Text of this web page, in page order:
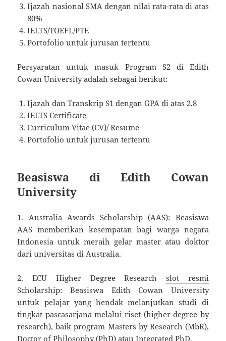
Ijazah nasional SMA dengan nilai rata-rata di atas
80%
IELTS/TOEFL/PTE
Portofolio untuk jurusan tertentu
Persyaratan untuk masuk Program S2 di Edith
Cowan University adalah sebagai berikut:
Ijazah dan Transkrip S1 dengan GPA di atas 2.8
IELTS Certificate
Curriculum Vitae (CV)/ Resume
Portofolio untuk jurusan tertentu
Beasiswa di Edith Cowan
University
1. Australia Awards Scholarship (AAS): Beasiswa
AAS memberikan kesempatan bagi warga negara
Indonesia untuk meraih gelar master atau doktor
dari universitas di Australia.
2. ECU Higher Degree Research slot resmi
Scholarship: Beasiswa Edith Cowan University
untuk pelajar yang hendak melanjutkan studi di
tingkat pascasarjana melalui riset (higher degree by
research), baik program Masters by Research (MbR),
Doctor of Philosophy (PhD) atau Integrated PhD.